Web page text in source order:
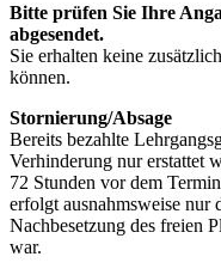
Bitte prüfen Sie Ihre
abgesendet.
Sie erhalten keine
können.
Stornierung/Absage
Bereits bezahlte
Verhinderung nur erstattet
72 Stunden vor dem
erfolgt ausnahmsweise nur
Nachbesetzung des freien
war.